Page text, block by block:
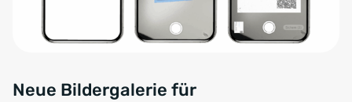
Neue Bildergalerie für